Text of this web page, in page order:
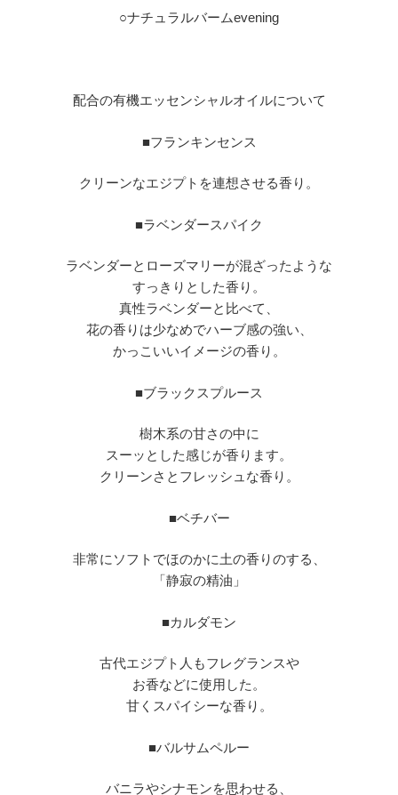
○ナチュラルバームevening
配合の有機エッセンシャルオイルについて
■フランキンセンス
クリーンなエジプトを連想させる香り。
■ラベンダースパイク
ラベンダーとローズマリーが混ざったような
すっきりとした香り。
真性ラベンダーと比べて、
花の香りは少なめでハーブ感の強い、
かっこいいイメージの香り。
■ブラックスプルース
樹木系の甘さの中に
スーッとした感じが香ります。
クリーンさとフレッシュな香り。
■ベチバー
非常にソフトでほのかに土の香りのする、
「静寂の精油」
■カルダモン
古代エジプト人もフレグランスや
お香などに使用した。
甘くスパイシーな香り。
■バルサムペルー
バニラやシナモンを思わせる、